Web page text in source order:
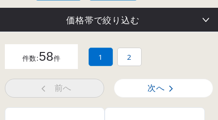
価格帯で絞り込む
件数:58件 1 2
前へ 次へ